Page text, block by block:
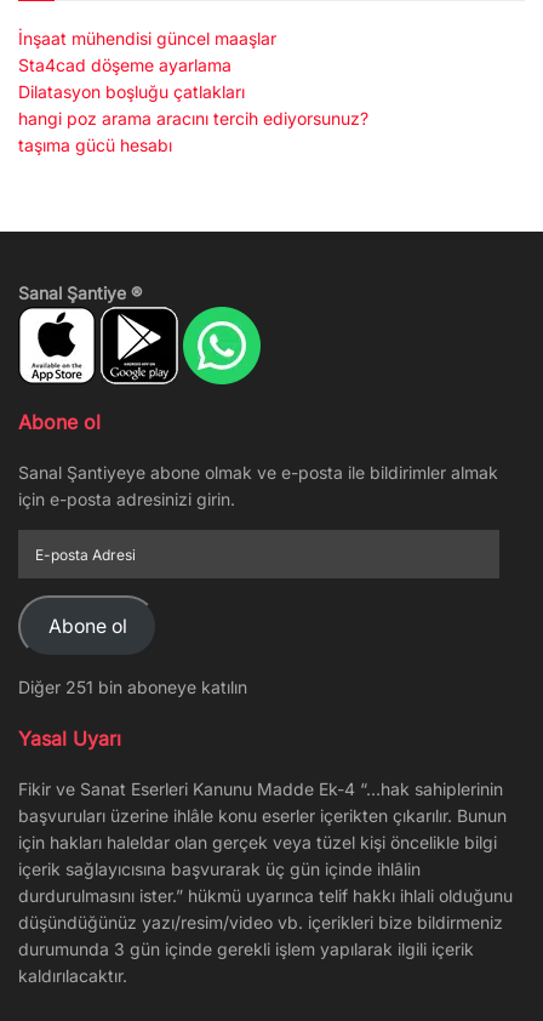
İnşaat mühendisi güncel maaşlar
Sta4cad döşeme ayarlama
Dilatasyon boşluğu çatlakları
hangi poz arama aracını tercih ediyorsunuz?
taşıma gücü hesabı
Sanal Şantiye ®
Abone ol
Sanal Şantiyeye abone olmak ve e-posta ile bildirimler almak
için e-posta adresinizi girin.
posta
Adresi
Abone ol
Diğer 251 bin aboneye katılın
Yasal Uyarı
Fikir ve Sanat Eserleri Kanunu Madde Ek-4 “…hak sahiplerinin
başvuruları üzerine ihlâle konu eserler içerikten çıkarılır. Bunun
için hakları haleldar olan gerçek veya tüzel kişi öncelikle bilgi
içerik sağlayıcısına başvurarak üç gün içinde ihlâlin
durdurulmasını ister.” hükmü uyarınca telif hakkı ihlali olduğunu
düşündüğünüz yazı/resim/video vb. içerikleri bize bildirmeniz
durumunda 3 gün içinde gerekli işlem yapılarak ilgili içerik
kaldırılacaktır.